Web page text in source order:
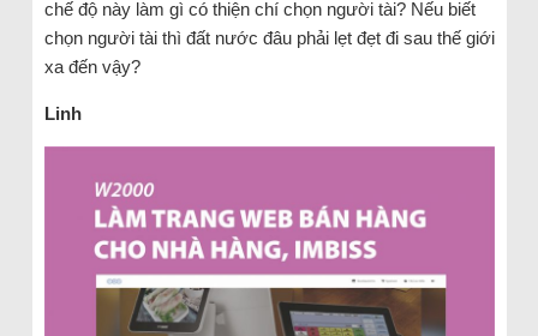
chế độ này làm gì có thiện chí chọn người tài? Nếu biết
chọn người tài thì đất nước đâu phải lẹt đẹt đi sau thế giới
xa đến vậy?
Linh